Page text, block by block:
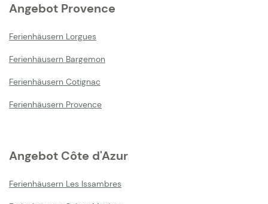
Angebot Provence
Ferienhäusern Lorgues
Ferienhäusern Bargemon
Ferienhäusern Cotignac
Ferienhäusern Provence
Angebot Côte d'Azur
Ferienhäusern Les Issambres